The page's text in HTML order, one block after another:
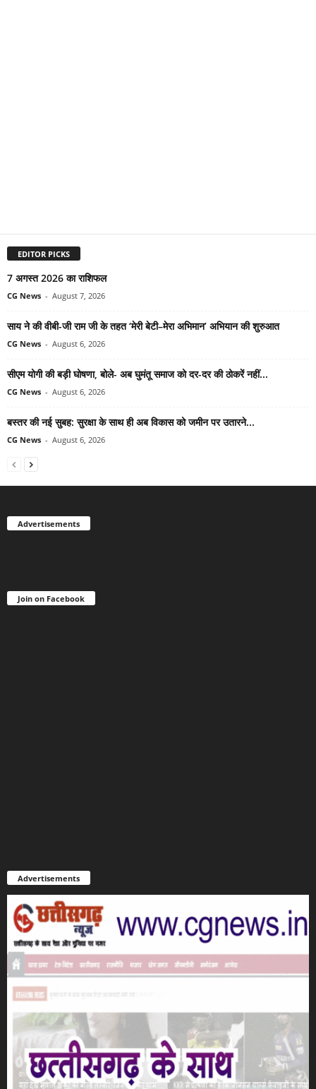
EDITOR PICKS
7 अगस्त 2026 का राशिफल
CG News - August 7, 2026
साय ने की वीबी-जी राम जी के तहत ‘मेरी बेटी–मेरा अभिमान’ अभियान की शुरुआत
CG News - August 6, 2026
सीएम योगी की बड़ी घोषणा, बोले- अब घुमंतू समाज को दर-दर की ठोकरें नहीं...
CG News - August 6, 2026
बस्तर की नई सुबह: सुरक्षा के साथ ही अब विकास को जमीन पर उतारने...
CG News - August 6, 2026
Advertisements
Join on Facebook
Advertisements